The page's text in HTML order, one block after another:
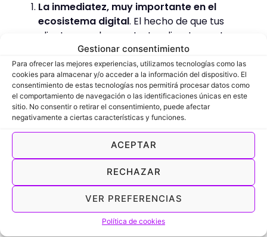
Gestionar consentimiento
Para ofrecer las mejores experiencias, utilizamos tecnologías como las
cookies para almacenar y/o acceder a la información del dispositivo. El
consentimiento de estas tecnologías nos permitirá procesar datos como
el comportamiento de navegación o las identificaciones únicas en este
sitio. No consentir o retirar el consentimiento, puede afectar
negativamente a ciertas características y funciones.
ACEPTAR
RECHAZAR
VER PREFERENCIAS
Política de cookies
La inmediatez, muy importante en el
ecosistema digital. El hecho de que tus
clientes puedan contratar directamente
desde tu web o recibir una respuesta a
peticiones de información en un plazo de
tiempo reducido puede marcar la diferencia
para conseguir una venta o contratación.
Centralización y automatización.
Establecer una plataforma de comunicación
onlinecon los clientes te permite centralizar
y automatizar todo el proceso de gestión de
expandir tu marca o negocio.
Puedes utilizar distintasformas de comunicación
atención las siguientes.